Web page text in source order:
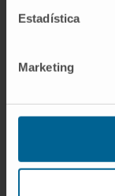
Estadística
Marketing
Craneofacial.
Cirugía
Cirugía de